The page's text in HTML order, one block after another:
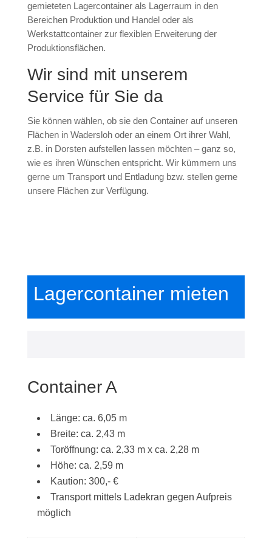
gemieteten Lagercontainer als Lagerraum in den
Bereichen Produktion und Handel oder als
Werkstattcontainer zur flexiblen Erweiterung der
Produktionsflächen.
Wir sind mit unserem
Service für Sie da
Sie können wählen, ob sie den Container auf unseren
Flächen in Wadersloh oder an einem Ort ihrer Wahl,
z.B. in Dorsten aufstellen lassen möchten – ganz so,
wie es ihren Wünschen entspricht. Wir kümmern uns
gerne um Transport und Entladung bzw. stellen gerne
unsere Flächen zur Verfügung.
Lagercontainer mieten
Container A
Länge: ca. 6,05 m
Breite: ca. 2,43 m
Toröffnung: ca. 2,33 m x ca. 2,28 m
Höhe: ca. 2,59 m
Kaution: 300,- €
Transport mittels Ladekran gegen Aufpreis
möglich